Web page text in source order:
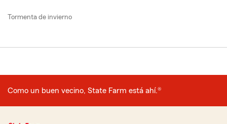
Tormenta de invierno
Como un buen vecino, State Farm está ahí.®